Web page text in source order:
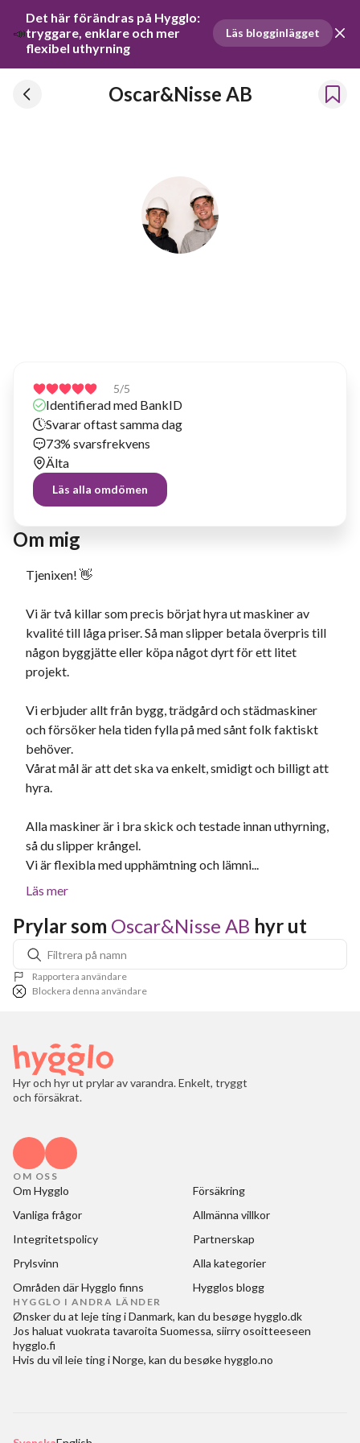
📣
Det här förändras på Hygglo:
tryggare, enklare och mer
flexibel uthyrning
Läs blogginlägget
Oscar&Nisse AB
Om mig
Tjenixen! 👋
Vi är två killar som precis börjat hyra ut maskiner av
kvalité till låga priser. Så man slipper betala överpris till
någon byggjätte eller köpa något dyrt för ett litet
projekt.
Vi erbjuder allt från bygg, trädgård och städmaskiner
och försöker hela tiden fylla på med sånt folk faktiskt
behöver.
Vårat mål är att det ska va enkelt, smidigt och billigt att
hyra.
Alla maskiner är i bra skick och testade innan uthyrning,
så du slipper krångel.
Vi är flexibla med upphämtning och lämni...
Läs mer
5/5
Identifierad med BankID
Svarar oftast samma dag
73% svarsfrekvens
Älta
Läs alla omdömen
Prylar som Oscar&Nisse AB hyr ut
Rapportera användare
Blockera denna användare
Hyr och hyr ut prylar av varandra. Enkelt, tryggt
och försäkrat.
OM OSS
Om Hygglo
Försäkring
Vanliga frågor
Allmänna villkor
Integritetspolicy
Partnerskap
Prylsvinn
Alla kategorier
Områden där Hygglo finns
Hygglos blogg
HYGGLO I ANDRA LÄNDER
Ønsker du at leje ting i Danmark, kan du besøgehygglo.dk
Jos haluat vuokrata tavaroita Suomessa, siirry osoitteeseen
hygglo.fi
Hvis du vil leie ting i Norge, kan du besøkehygglo.no